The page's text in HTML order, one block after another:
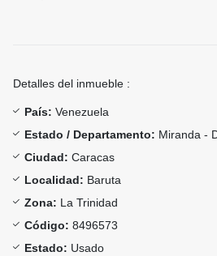
Detalles del inmueble :
País: Venezuela
Estado / Departamento: Miranda -
Ciudad: Caracas
Localidad: Baruta
Zona: La Trinidad
Código: 8496573
Estado: Usado